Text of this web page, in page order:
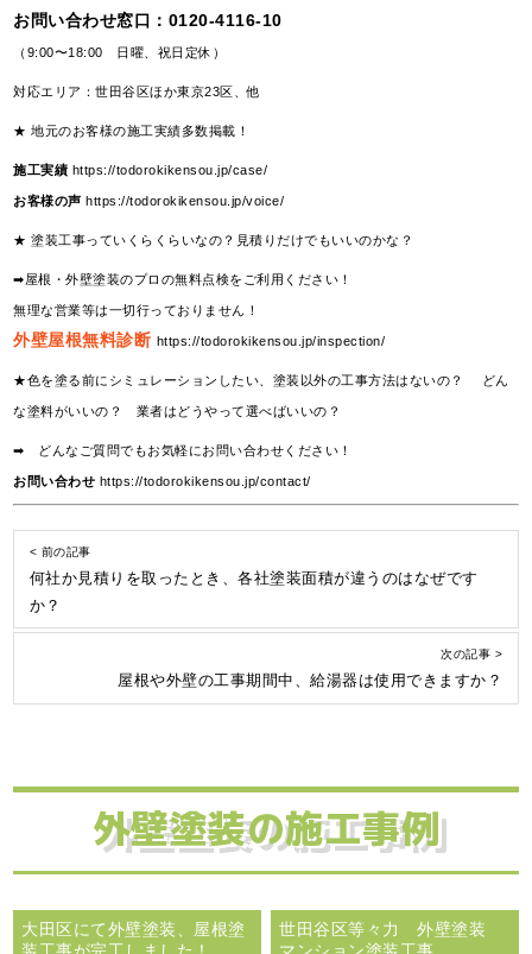
お問い合わせ窓口： 0120-4116-10
（9:00〜18:00 日曜、祝日定休）
対応エリア：世田谷区ほか東京23区、他
★ 地元のお客様の施工実績多数掲載！
施工実績 https://todorokikensou.jp/case/
お客様の声 https://todorokikensou.jp/voice/
★ 塗装工事っていくらくらいなの？見積りだけでもいいのかな？
➡屋根・外壁塗装のプロの無料点検をご利用ください！
無理な営業等は一切行っておりません！
外壁屋根無料診断 https://todorokikensou.jp/inspection/
★色を塗る前にシミュレーションしたい、塗装以外の工事方法はないの？ どん
な塗料がいいの？ 業者はどうやって選べばいいの？
➡ どんなご質問でもお気軽にお問い合わせください！
お問い合わせ https://todorokikensou.jp/contact/
< 前の記事
何社か見積りを取ったとき、各社塗装面積が違うのはなぜです
か？
次の記事 >
屋根や外壁の工事期間中、給湯器は使用できますか？
外壁塗装の施工事例
大田区にて外壁塗装、屋根塗
装工事が完工しました！
世田谷区等々力 外壁塗装
マンション塗装工事